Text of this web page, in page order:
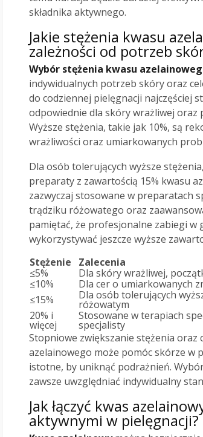
składnika aktywnego.
Jakie stężenia kwasu
zależności od potrzeb
Wybór stężenia kwasu
indywidualnych potrzeb skóry oraz
do codziennej pielęgnacji najczęściej
odpowiednie dla skóry wrażliwej oraz
Wyższe stężenia, takie jak 10%, są
wrażliwości oraz umiarkowanych
Dla osób tolerujących wyższe
preparaty z zawartością 15% kwasu
zazwyczaj stosowane w preparatach
trądziku różowatego oraz
pamiętać, że profesjonalne zabiegi w
wykorzystywać jeszcze wyższe
Stężenie
Zalecenia
≤5%
Dla skóry wrażliwej,
≤10%
Dla cer o umiarkowanych
≤15%
Dla osób tolerujących
różowatym
20% i
więcej
Stosowane w terapiach
specjalisty
Stopniowe zwiększanie stężenia
azelainowego może pomóc skórze w
istotne, by uniknąć podrażnień.
zawsze uwzględniać indywidualny
Jak łączyć kwas
aktywnymi w pielęgnacji?